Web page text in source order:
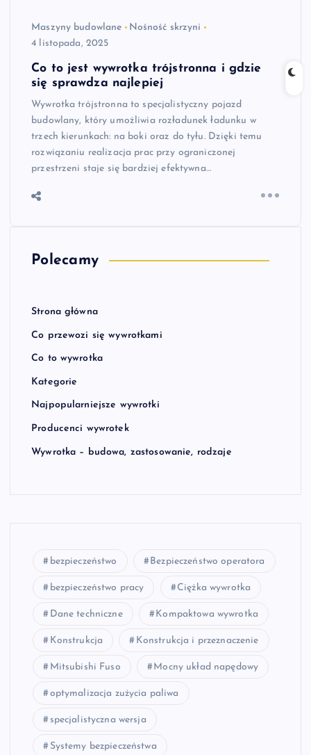
Maszyny budowlane
Nośność skrzyni
4 listopada, 2025
Co to jest wywrotka trójstronna i gdzie
się sprawdza najlepiej
Wywrotka trójstronna to specjalistyczny pojazd
budowlany, który umożliwia rozładunek ładunku w
trzech kierunkach: na boki oraz do tyłu. Dzięki temu
rozwiązaniu realizacja prac przy ograniczonej
przestrzeni staje się bardziej efektywna…
Polecamy
Strona główna
Co przewozi się wywrotkami
Co to wywrotka
Kategorie
Najpopularniejsze wywrotki
Producenci wywrotek
Wywrotka – budowa, zastosowanie, rodzaje
bezpieczeństwo Bezpieczeństwo operatora
bezpieczeństwo pracy Ciężka wywrotka
Dane techniczne Kompaktowa wywrotka
Konstrukcja Konstrukcja i przeznaczenie
Mitsubishi Fuso Mocny układ napędowy
optymalizacja zużycia paliwa
specjalistyczna wersja
Systemy bezpieczeństwa